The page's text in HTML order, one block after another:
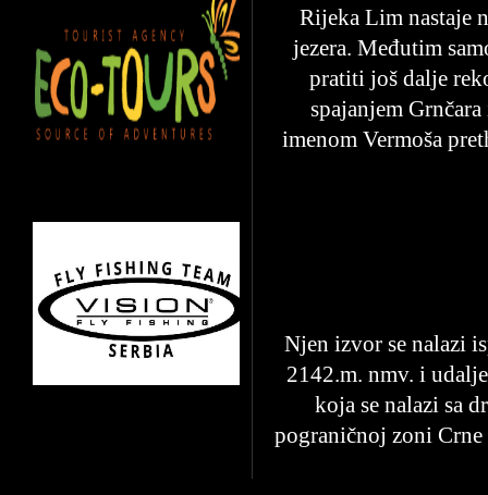
Rijeka Lim nastaje
jezera. Međutim
pratiti još dalje
spajanjem
imenom Vermoša
Njen izvor se nalazi
2142.m. nmv. i
koja se nalazi sa
pograničnoj zoni